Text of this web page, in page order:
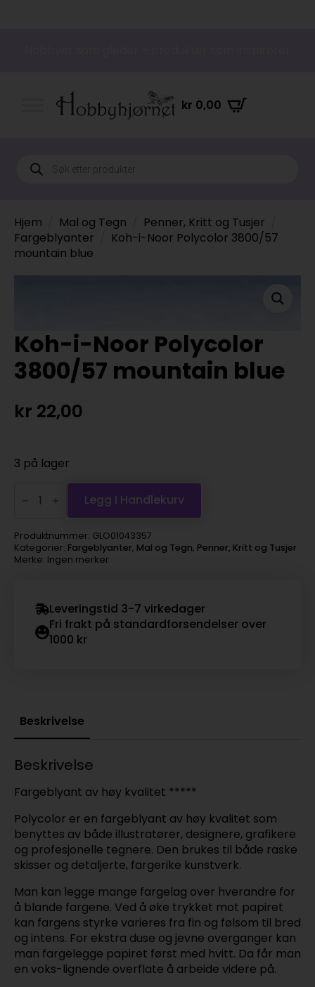
kr 0,00
Products
search
Hjem Mal og Tegn
Penner, Kritt og Tusjer
Fargeblyanter
Koh-i-Noor Polycolor 3800/57
mountain blue
Koh-i-Noor Polycolor
3800/57 mountain blue
kr 22,00
3 på lager
Noor
3800/57
mountain
blue
antall
Legg I Handlekurv
Produktnummer: GLO01043357
Kategorier: Fargeblyanter, Mal og Tegn, Penner, Kritt og Tusjer
Merke: Ingen merker
Leveringstid 3-7 virkedager
Fri frakt på standardforsendelser over
1000 kr
Beskrivelse
Beskrivelse
Fargeblyant av høy kvalitet *****
Polycolor er en fargeblyant av høy kvalitet som
benyttes av både illustratører, designere, grafikere
og profesjonelle tegnere. Den brukes til både raske
skisser og detaljerte, fargerike kunstverk.
Man kan legge mange fargelag over hverandre for
å blande fargene. Ved å øke trykket mot papiret
kan fargens styrke varieres fra fin og følsom til bred
og intens. For ekstra duse og jevne overganger kan
man fargelegge papiret først med hvitt. Da får man
en voks-lignende overflate å arbeide videre på.